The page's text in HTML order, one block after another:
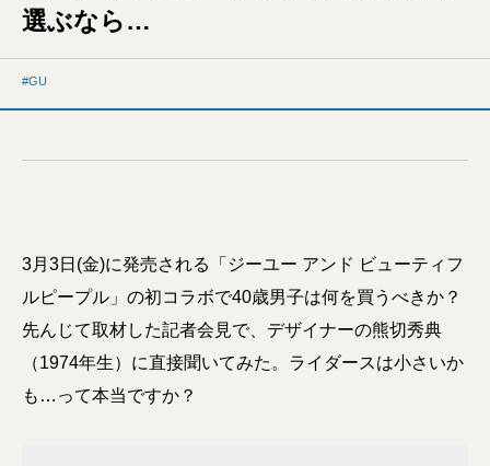
選ぶなら…
GU
3月3日(金)に発売される「ジーユー アンド ビューティフ
ルピープル」の初コラボで40歳男子は何を買うべきか？
先んじて取材した記者会見で、デザイナーの熊切秀典
（1974年生）に直接聞いてみた。ライダースは小さいか
も…って本当ですか？